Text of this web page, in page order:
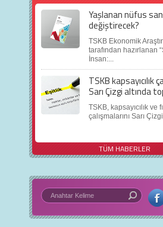
Yaşlanan nüfus
değiştirecek?
TSKB Ekonomik
tarafından hazırlanan
İnsan:...
TSKB kapsayıcılık
Sarı Çizgi altında
TSKB, kapsayıcılık ve
çalışmalarını Sarı
TÜM HABERLER